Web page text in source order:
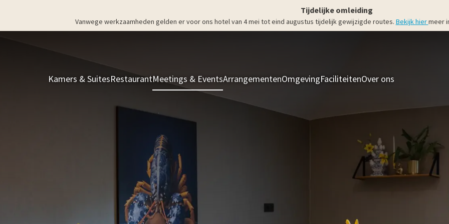
Tijdelijke omleiding
Vanwege werkzaamheden gelden er voor ons hotel van 4 mei tot eind augustus tijdelijk gewijzigde routes. Bekijk hiermeer
Kamers & SuitesRestaurantMeetings & EventsArrangementenOmgevingFaciliteitenOver ons